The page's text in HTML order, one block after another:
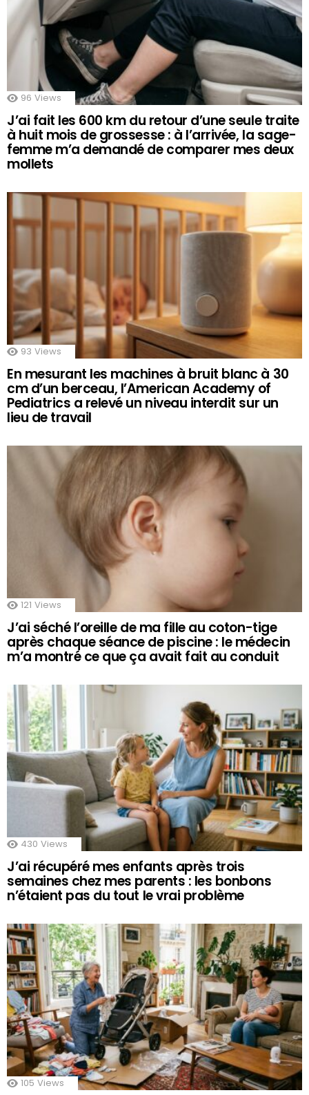
96 Views
J’ai fait les 600 km du retour d’une seule traite
à huit mois de grossesse : à l’arrivée, la sage-
femme m’a demandé de comparer mes deux
mollets
93 Views
En mesurant les machines à bruit blanc à 30
cm d’un berceau, l’American Academy of
Pediatrics a relevé un niveau interdit sur un
lieu de travail
121 Views
J’ai séché l’oreille de ma fille au coton-tige
après chaque séance de piscine : le médecin
m’a montré ce que ça avait fait au conduit
430 Views
J’ai récupéré mes enfants après trois
semaines chez mes parents : les bonbons
n’étaient pas du tout le vrai problème
105 Views